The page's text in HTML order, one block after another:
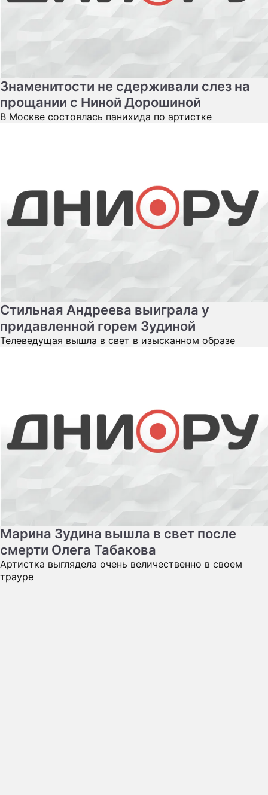
Знаменитости не сдерживали слез на
прощании с Ниной Дорошиной
В Москве состоялась панихида по артистке
Стильная Андреева выиграла у
придавленной горем Зудиной
Телеведущая вышла в свет в изысканном образе
Марина Зудина вышла в свет после
смерти Олега Табакова
Артистка выглядела очень величественно в своем
трауре